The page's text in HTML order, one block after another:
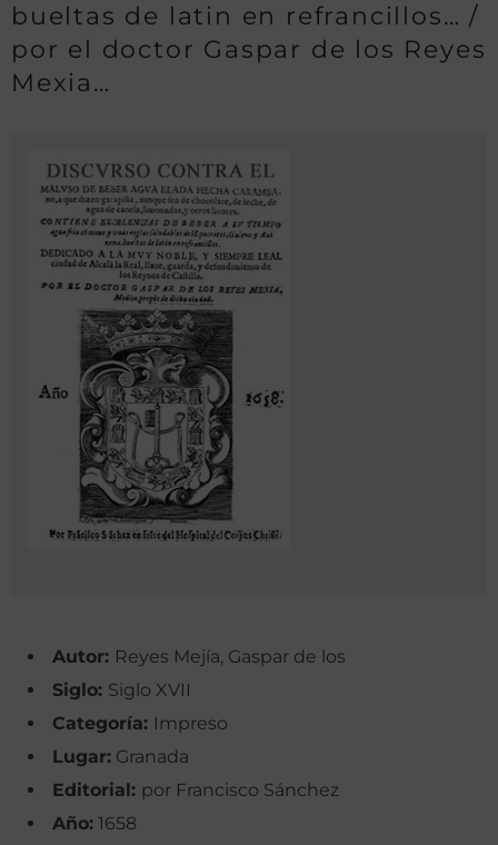
bueltas de latin en refrancillos… /
por el doctor Gaspar de los Reyes
Mexia…
Autor: Reyes Mejía, Gaspar de los
Siglo: Siglo XVII
Categoría: Impreso
Lugar: Granada
Editorial: por Francisco Sánchez
Año: 1658